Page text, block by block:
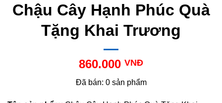
Chậu Cây Hạnh Phúc Quà
Tặng Khai Trương
860.000 VNĐ
Đã bán: 0 sản phẩm